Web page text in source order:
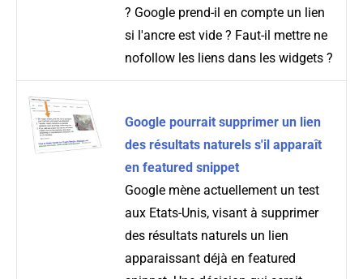
? Google prend-il en compte un lien
si l'ancre est vide ? Faut-il mettre ne
nofollow les liens dans les widgets ?
Google pourrait supprimer un lien
des résultats naturels s'il apparaît
en featured snippet
Google mène actuellement un test
aux Etats-Unis, visant à supprimer
des résultats naturels un lien
apparaissant déjà en featured